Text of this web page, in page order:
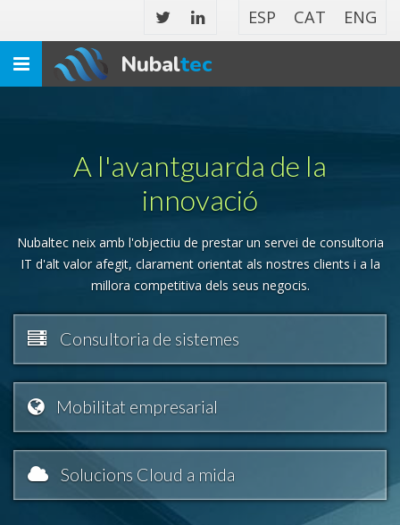
ESP CAT ENG
Toggle
navigation
Nubaltec
A l'avantguarda de la
innovació
Nubaltec neix amb l'objectiu de prestar un servei de consultoria
IT d'alt valor afegit, clarament orientat als nostres clients i a la
millora competitiva dels seus negocis.
Consultoria de sistemes
Mobilitat empresarial
Solucions Cloud a mida